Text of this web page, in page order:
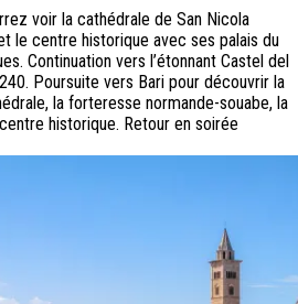
voir la cathédrale de San Nicola
le centre historique avec ses palais du
Continuation vers l’étonnant Castel del
Poursuite vers Bari pour découvrir la
la forteresse normande-souabe, la
historique. Retour en soirée